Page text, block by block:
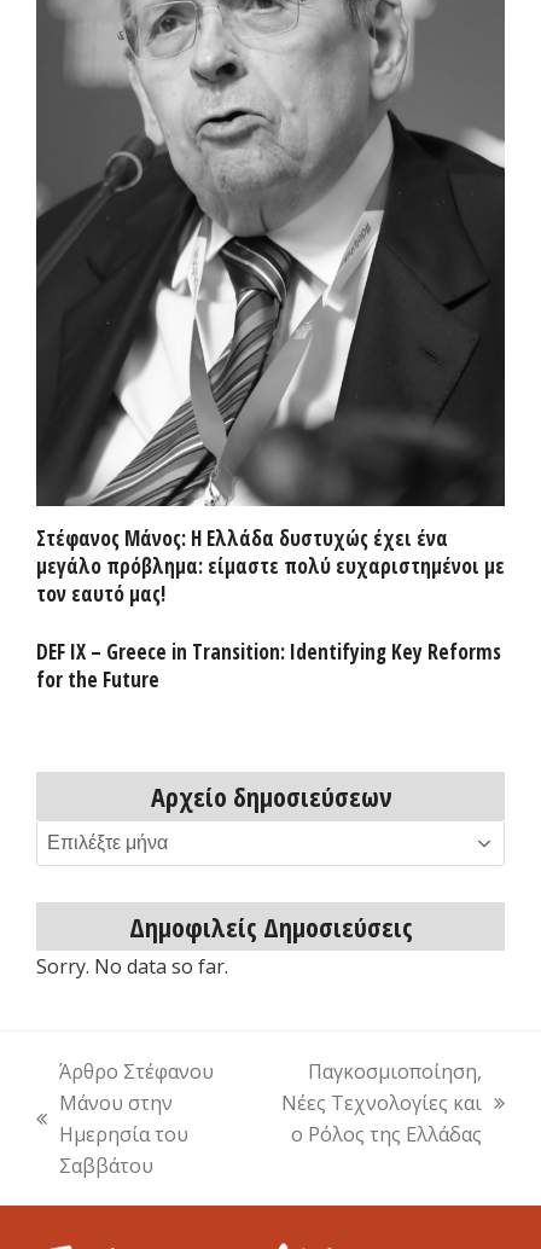
Στέφανος Μάνος: Η Ελλάδα δυστυχώς έχει ένα
μεγάλο πρόβλημα: είμαστε πολύ ευχαριστημένοι με
τον εαυτό μας!
DEF IX – Greece in Transition: Identifying Key Reforms
for the Future
Αρχείο δημοσιεύσεων
Αρχείο
δημοσιεύσεων
Δημοφιλείς Δημοσιεύσεις
Sorry. No data so far.
previous
post:
Άρθρο Στέφανου
Μάνου στην
Ημερησία του
Σαββάτου
next
post:
Παγκοσμιοποίηση,
Νέες Τεχνολογίες και
ο Ρόλος της Ελλάδας